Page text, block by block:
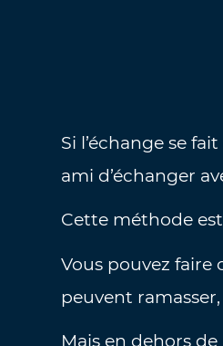
Si l’échange se
ami d’échanger
Cette méthode est
Vous pouvez faire
peuvent
Mais en dehors